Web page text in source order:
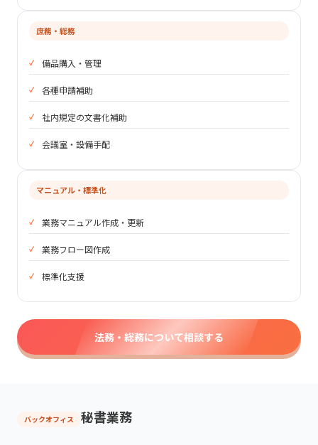
庶務・総務
備品購入・管理
各種申請補助
社内規定の文書化補助
会議室・設備手配
マニュアル・標準化
業務マニュアル作成・更新
業務フロー図作成
標準化支援
法務・総務について相談する
バックオフィス 秘書業務